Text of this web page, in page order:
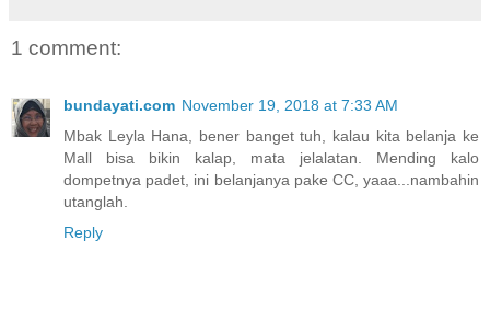
1 comment:
bundayati.com November 19, 2018 at 7:33 AM
Mbak Leyla Hana, bener banget tuh, kalau kita belanja ke
Mall bisa bikin kalap, mata jelalatan. Mending kalo
dompetnya padet, ini belanjanya pake CC, yaaa...nambahin
utanglah.
Reply